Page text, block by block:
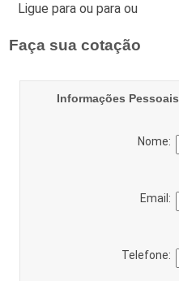
Ligue paraou paraou
Faça sua cotação
Informações Pessoais
Nome:
Email:
Telefone: